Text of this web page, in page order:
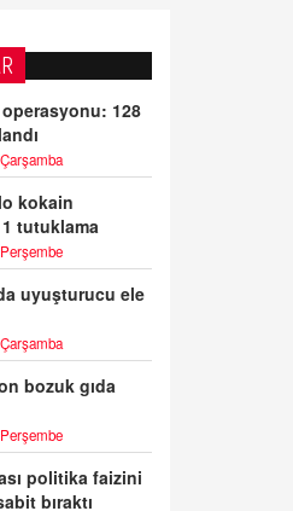
128
kokain
tutuklama
uyuşturucu ele
bozuk gıda
politika faizini
bıraktı